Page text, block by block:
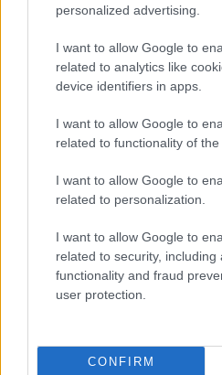
personalized advertising.
I want to allow Google to
related to analytics like
device identifiers in apps.
I want to allow Google to
related to functionality of the
I want to allow Google to
related to personalization.
I want to allow Google to
related to security, including
functionality and fraud
user protection.
CONFIRM